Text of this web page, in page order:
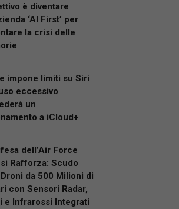
è diventare
‘AI First’ per
la crisi delle
impone limiti su Siri
eccessivo
un
a iCloud+
dell’Air Force
si Rafforza: Scudo
da 500 Milioni di
con Sensori Radar,
e Infrarossi Integrati